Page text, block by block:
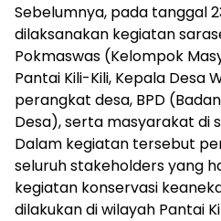
Sebelumnya, pada tanggal
dilaksanakan kegiatan
Pokmaswas (Kelompok
Pantai Kili-Kili, Kepala Desa
perangkat desa, BPD
Desa), serta masyarakat di
Dalam kegiatan tersebut
seluruh stakeholders yang
kegiatan konservasi
dilakukan di wilayah Pantai